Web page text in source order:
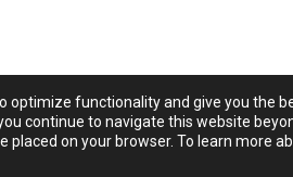
optimize functionality and give you the
continue to navigate this website
placed on your browser. To learn more